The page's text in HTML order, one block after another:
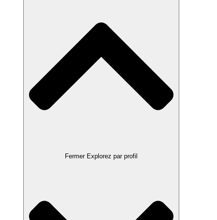
Fermer Explorez par profil